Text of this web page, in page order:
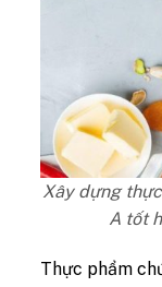
Xây dựng
A tốt
Thực phẩm